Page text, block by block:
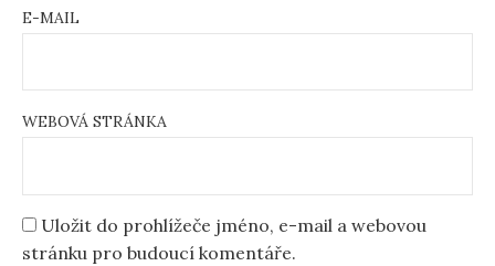
E-MAIL
WEBOVÁ STRÁNKA
Uložit do prohlížeče jméno, e-mail a webovou
stránku pro budoucí komentáře.